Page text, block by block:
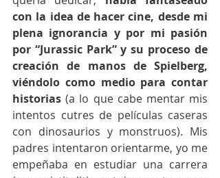
con la idea de hacer cine, desde mi
plena ignorancia y por mi pasión
por “Jurassic Park” y su proceso de
creación de manos de Spielberg,
viéndolo como medio para contar
historias (a lo que cabe mentar mis
intentos cutres de películas caseras
con dinosaurios y monstruos). Mis
padres intentaron orientarme, yo me
empeñaba en estudiar una carrera